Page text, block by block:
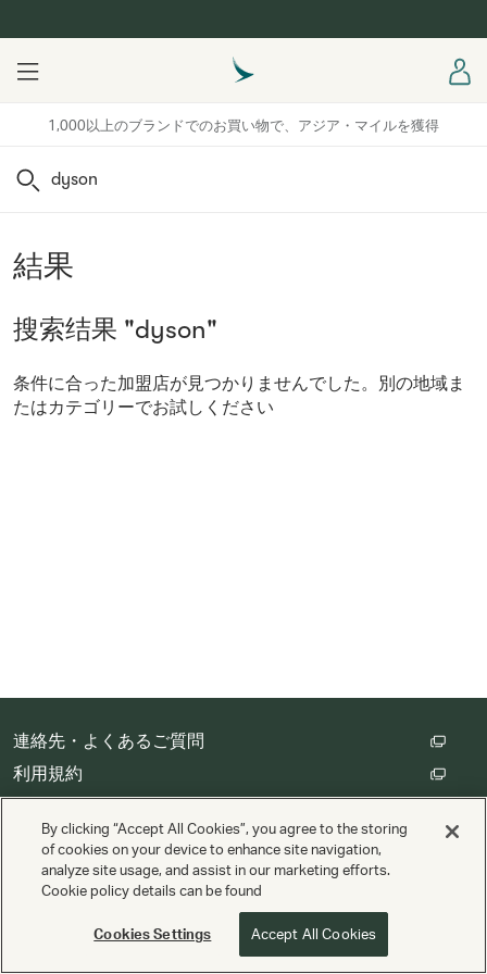
1,000以上のブランドでのお買い物で、アジア・マイルを獲得
Menu
検索
結果
搜索结果 "dyson"
条件に合った加盟店が見つかりませんでした。別の地域ま
たはカテゴリーでお試しください
連絡先・よくあるご質問
利用規約
クッキーの設定
Copyright © Cathay Pacific Airways Limited 國泰航空有限公司
Valuedynamx
By clicking “Accept All Cookies”, you agree to the storing
of cookies on your device to enhance site navigation,
analyze site usage, and assist in our marketing efforts.
Cookie policy details can be found
Cookies Settings Accept All Cookies